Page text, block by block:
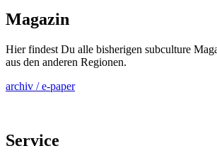
Magazin
Hier findest Du alle bisherigen subculture
aus den anderen Regionen.
archiv / e-paper
Service